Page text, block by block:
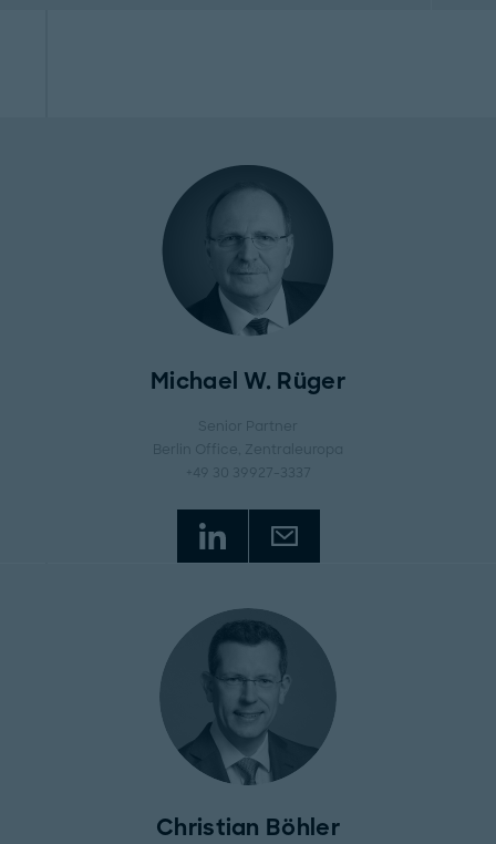
Michael W. Rüger
Senior Partner
Berlin Office
, Zentraleuropa
+49 30 39927-3337
Christian Böhler